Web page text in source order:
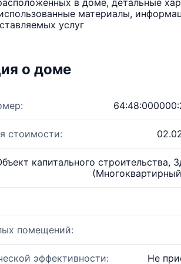
в доме, детальные
материалы,
услуг
о доме
стоимости:
капитального строительства,
помещений:
эффективности: Не